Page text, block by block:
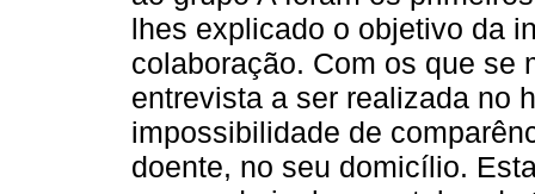
lhes explicado o objetivo da
colaboração. Com os que se
entrevista a ser realizada no
impossibilidade de
doente, no seu domicílio.